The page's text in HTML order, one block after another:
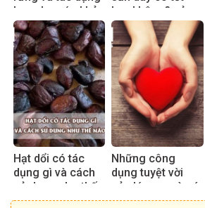
hay cho sức khỏe
hay không? sử
dụng đúng cách
hiệu quả
Hạt dổi có tác
dụng gì và cách
sử dụng như thế
nào?
Những công
dụng tuyệt vời
của lá sen mà có
thể bạn chưa biết